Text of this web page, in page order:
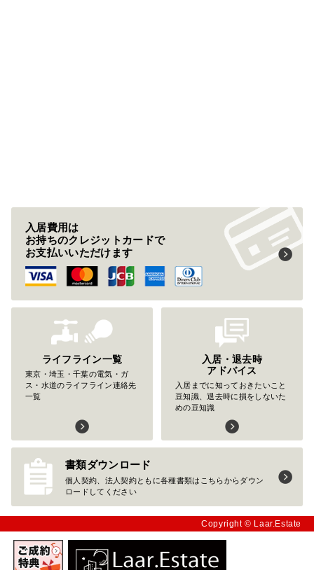
入居費用は
お持ちのクレジットカードで
お支払いいただけます
ライフライン一覧
東京・埼玉・千葉の電気・ガ
ス・水道のライフライン連絡先
一覧
入居・退去時
アドバイス
入居までに知っておきたいこと
豆知識、退去時に損をしないた
めの豆知識
書類ダウンロード
個人契約、法人契約ともに各種書類はこちらからダウン
ロードしてください
Copyright © Laar.Estate